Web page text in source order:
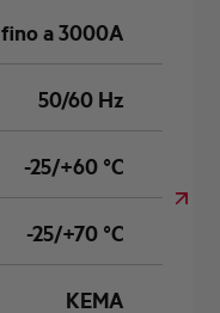
fino a 3000A
50/60 Hz
-25/+60 °C
-25/+70 °C
KEMA